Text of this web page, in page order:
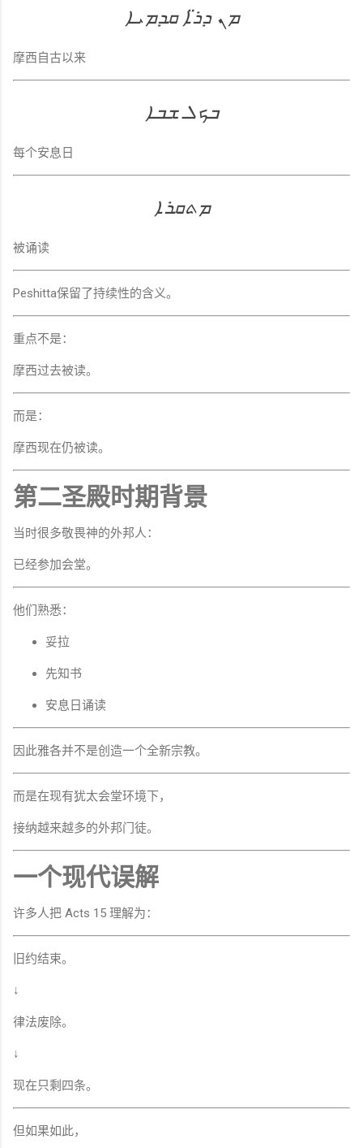
ܡܢ ܕܪ̈ܐ ܩܕܡܝܐ
摩西自古以来
ܒܟܠ ܫܒܐ
每个安息日
ܡܬܩܪܐ
被诵读
Peshitta保留了持续性的含义。
重点不是：
摩西过去被读。
而是：
摩西现在仍被读。
第二圣殿时期背景
当时很多敬畏神的外邦人：
已经参加会堂。
他们熟悉：
妥拉
先知书
安息日诵读
因此雅各并不是创造一个全新宗教。
而是在现有犹太会堂环境下，
接纳越来越多的外邦门徒。
一个现代误解
许多人把 Acts 15 理解为：
旧约结束。
↓
律法废除。
↓
现在只剩四条。
但如果如此，